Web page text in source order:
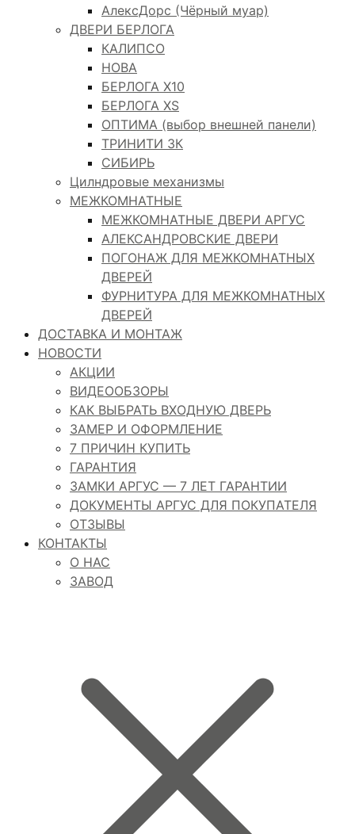
АлексДорс (Чёрный муар)
ДВЕРИ БЕРЛОГА
КАЛИПСО
НОВА
БЕРЛОГА Х10
БЕРЛОГА XS
ОПТИМА (выбор внешней панели)
ТРИНИТИ 3К
СИБИРЬ
Цилндровые механизмы
МЕЖКОМНАТНЫЕ
МЕЖКОМНАТНЫЕ ДВЕРИ АРГУС
АЛЕКСАНДРОВСКИЕ ДВЕРИ
ПОГОНАЖ ДЛЯ МЕЖКОМНАТНЫХ
ДВЕРЕЙ
ФУРНИТУРА ДЛЯ МЕЖКОМНАТНЫХ
ДВЕРЕЙ
ДОСТАВКА И МОНТАЖ
НОВОСТИ
АКЦИИ
ВИДЕООБЗОРЫ
КАК ВЫБРАТЬ ВХОДНУЮ ДВЕРЬ
ЗАМЕР И ОФОРМЛЕНИЕ
7 ПРИЧИН КУПИТЬ
ГАРАНТИЯ
ЗАМКИ АРГУС — 7 ЛЕТ ГАРАНТИИ
ДОКУМЕНТЫ АРГУС ДЛЯ ПОКУПАТЕЛЯ
ОТЗЫВЫ
КОНТАКТЫ
О НАС
ЗАВОД